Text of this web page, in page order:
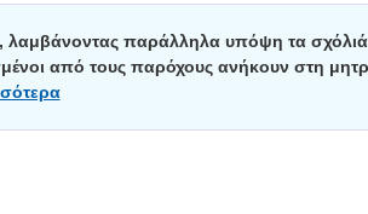
λαμβάνοντας παράλληλα υπόψη τα
από τους παρόχους ανήκουν στη